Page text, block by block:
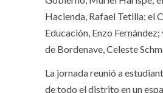
Hacienda, Rafael Tetilla; el
Educación, Enzo
de Bordenave, Celeste
La jornada reunió a
de todo el distrito en un